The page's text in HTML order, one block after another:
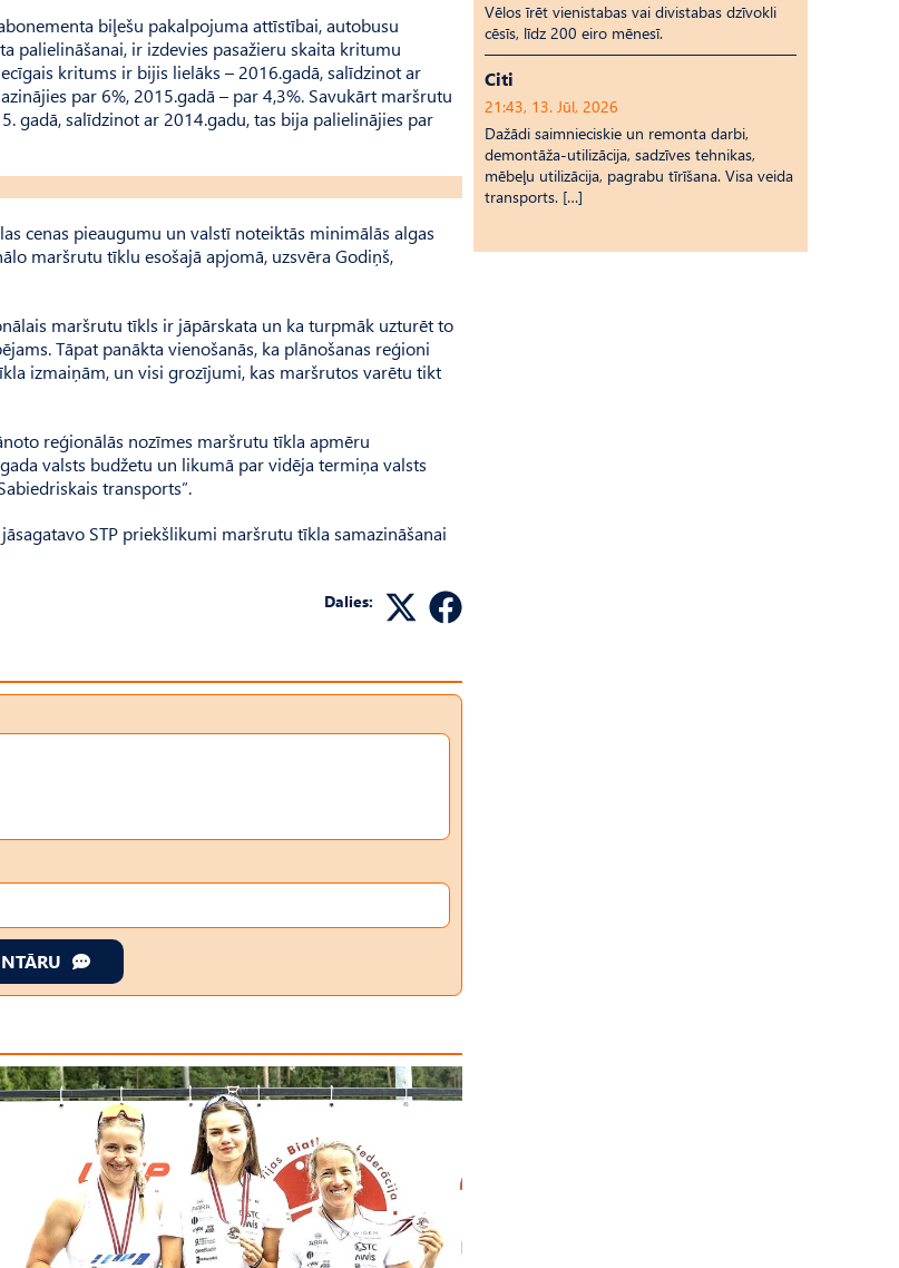
biļešu pakalpojuma attīstībai, autobusu
palielināšanai, ir izdevies pasažieru skaita kritumu
kritums ir bijis lielāks – 2016.gadā, salīdzinot ar
par 6%, 2015.gadā – par 4,3%. Savukārt maršrutu
gadā, salīdzinot ar 2014.gadu, tas bija palielinājies par
cenas pieaugumu un valstī noteiktās minimālās algas
maršrutu tīklu esošajā apjomā, uzsvēra Godiņš,
maršrutu tīkls ir jāpārskata un ka turpmāk uzturēt to
Tāpat panākta vienošanās, ka plānošanas reģioni
izmaiņām, un visi grozījumi, kas maršrutos varētu tikt
reģionālās nozīmes maršrutu tīkla apmēru
valsts budžetu un likumā par vidēja termiņa valsts
transports”.
STP priekšlikumi maršrutu tīkla samazināšanai
Dalies:
Vēlos īrēt vienistabas vai divistabas dzīvokli
cēsīs, līdz 200 eiro mēnesī.
Citi
21:43, 13. Jūl, 2026
Dažādi saimnieciskie un remonta darbi,
demontāža-utilizācija, sadzīves tehnikas,
mēbeļu utilizācija, pagrabu tīrīšana. Visa veida
transports. […]